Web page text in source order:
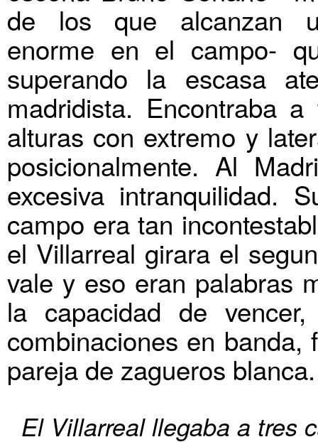
de los que alcanzan
enorme en el campo-
superando la escasa
madridista. Encontraba
alturas con extremo y
posicionalmente. Al
excesiva intranquilidad.
campo era tan
el Villarreal girara el
vale y eso eran palabras
la capacidad de
combinaciones en
pareja de zagueros blanca.
El Villarreal llegaba a tres